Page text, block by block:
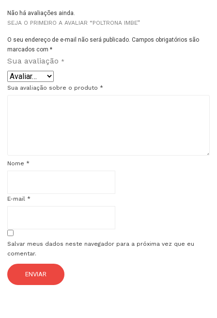
Não há avaliações ainda.
SEJA O PRIMEIRO A AVALIAR “POLTRONA IMBE”
O seu endereço de e-mail não será publicado. Campos obrigatórios são
marcados com *
Sua avaliação *
Sua avaliação sobre o produto *
Nome *
E-mail *
Salvar meus dados neste navegador para a próxima vez que eu
comentar.